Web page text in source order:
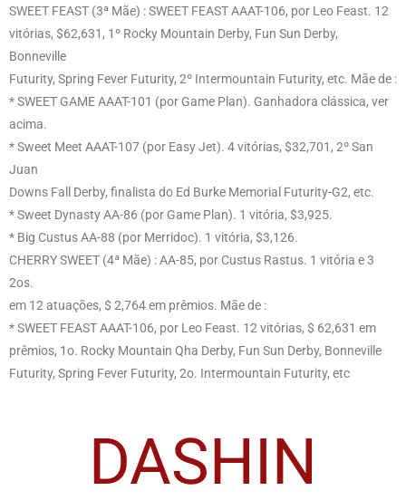
SWEET FEAST (3ª Mãe) : SWEET FEAST AAAT-106, por Leo Feast. 12
vitórias, $62,631, 1º Rocky Mountain Derby, Fun Sun Derby,
Bonneville
Futurity, Spring Fever Futurity, 2º Intermountain Futurity, etc. Mãe de :
* SWEET GAME AAAT-101 (por Game Plan). Ganhadora clássica, ver
acima.
* Sweet Meet AAAT-107 (por Easy Jet). 4 vitórias, $32,701, 2º San
Juan
Downs Fall Derby, finalista do Ed Burke Memorial Futurity-G2, etc.
* Sweet Dynasty AA-86 (por Game Plan). 1 vitória, $3,925.
* Big Custus AA-88 (por Merridoc). 1 vitória, $3,126.
CHERRY SWEET (4ª Mãe) : AA-85, por Custus Rastus. 1 vitória e 3
2os.
em 12 atuações, $ 2,764 em prêmios. Mãe de :
* SWEET FEAST AAAT-106, por Leo Feast. 12 vitórias, $ 62,631 em
prêmios, 1o. Rocky Mountain Qha Derby, Fun Sun Derby, Bonneville
Futurity, Spring Fever Futurity, 2o. Intermountain Futurity, etc
DASHIN